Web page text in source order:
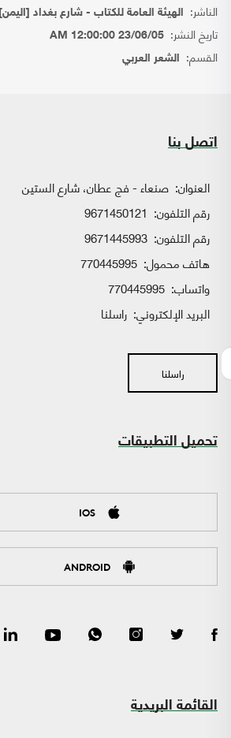
الناشر: الهيئة العامة للكتاب - شارع بغداد [اليمن]
تاريخ النشر: 23/06/05 12:00:00 AM
القسم: الشعر العربي
اتصل بنا
العنوان: صنعاء - فج عطان، شارع الستين
رقم التلفون: 9671450121
رقم التلفون: 9671445993
هاتف محمول: 770445995
واتساب:
البريد الإلكتروني: راسلنا
راسلنا
تحميل التطبيقات
IOS
ANDROID
القائمة البريدية